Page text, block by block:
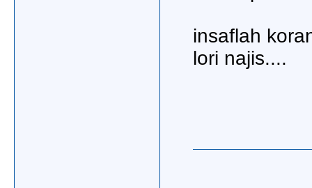
insaflah
lori najis....